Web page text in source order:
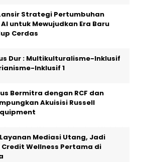
Strategi Pertumbuhan
untuk Mewujudkan Era Baru
Cerdas
Dur : Multikulturalisme-Inklusif
Inklusif 1
Bermitra dengan RCF dan
Akuisisi Russell
Layanan Mediasi Utang, Jadi
Wellness Pertama di